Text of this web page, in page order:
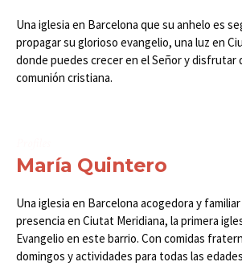
Una iglesia en Barcelona que su anhelo es
propagar su glorioso evangelio, una luz en
donde puedes crecer en el Señor y disfrutar
comunión cristiana.
María Quintero
Una iglesia en Barcelona acogedora y
presencia en Ciutat Meridiana, la primera
Evangelio en este barrio. Con comidas
domingos y actividades para todas las